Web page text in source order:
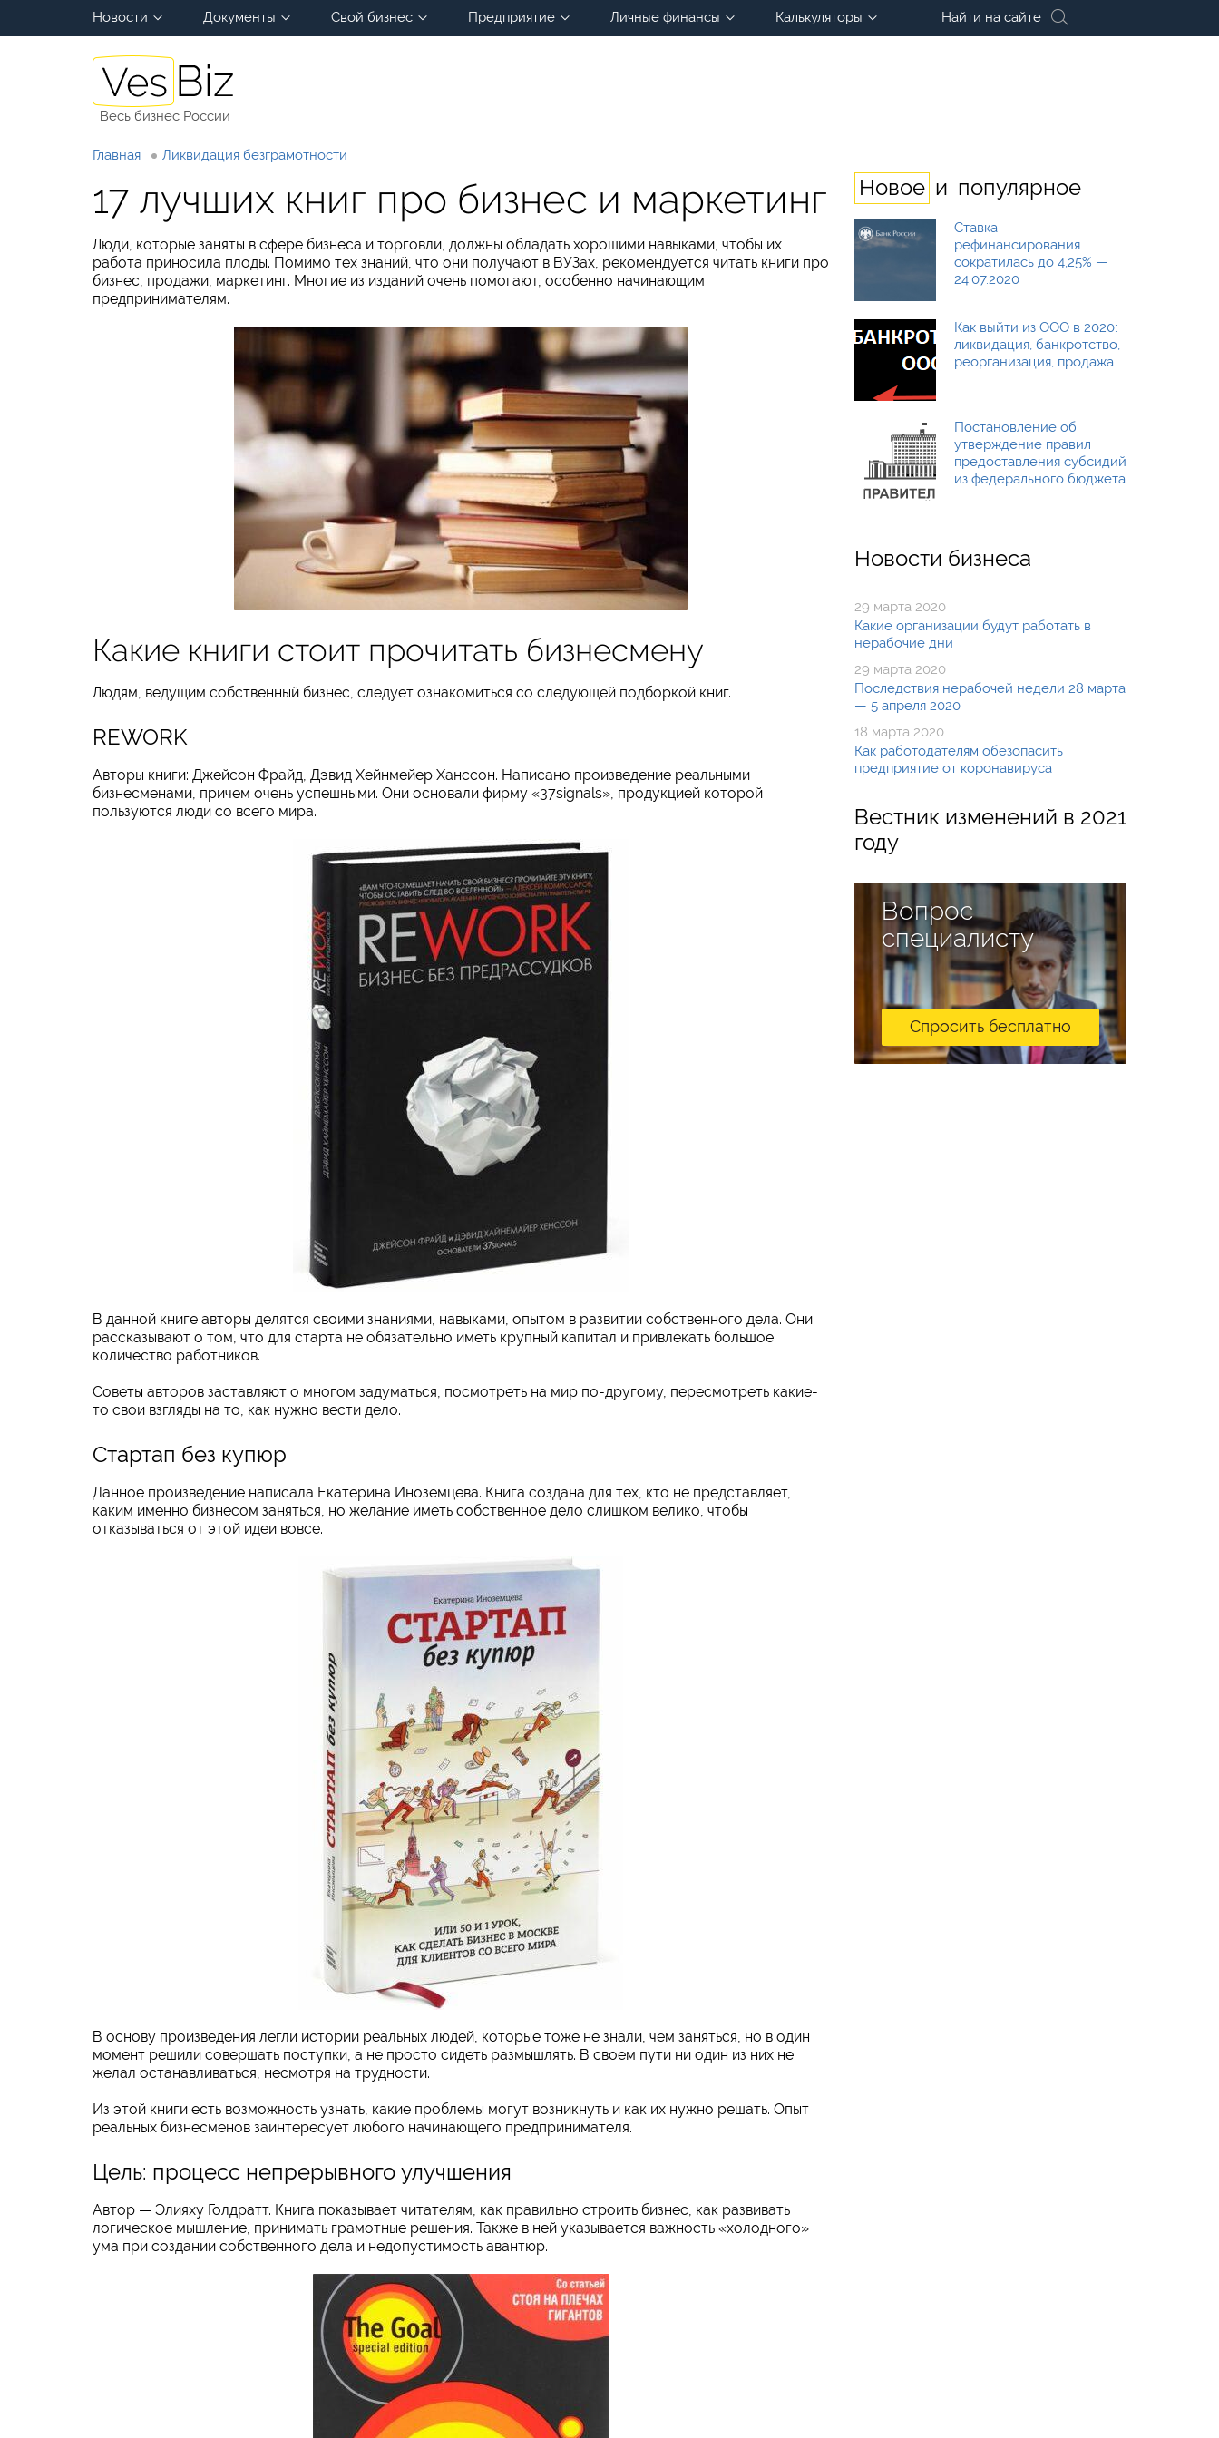
Новости Документы Свой бизнес Предприятие Личные финансы Калькуляторы Найти на сайте
Весь бизнес России
Главная Ликвидация безграмотности
17 лучших книг про бизнес и маркетинг
Люди, которые заняты в сфере бизнеса и торговли, должны обладать хорошими навыками, чтобы их
работа приносила плоды. Помимо тех знаний, что они получают в ВУЗах, рекомендуется читать книги про
бизнес, продажи, маркетинг. Многие из изданий очень помогают, особенно начинающим
предпринимателям.
Какие книги стоит прочитать бизнесмену
Людям, ведущим собственный бизнес, следует ознакомиться со следующей подборкой книг.
REWORK
Авторы книги: Джейсон Фрайд, Дэвид Хейнмейер Ханссон. Написано произведение реальными
бизнесменами, причем очень успешными. Они основали фирму «37signals», продукцией которой
пользуются люди со всего мира.
В данной книге авторы делятся своими знаниями, навыками, опытом в развитии собственного дела. Они
рассказывают о том, что для старта не обязательно иметь крупный капитал и привлекать большое
количество работников.
Советы авторов заставляют о многом задуматься, посмотреть на мир по-другому, пересмотреть какие-
то свои взгляды на то, как нужно вести дело.
Стартап без купюр
Данное произведение написала Екатерина Иноземцева. Книга создана для тех, кто не представляет,
каким именно бизнесом заняться, но желание иметь собственное дело слишком велико, чтобы
отказываться от этой идеи вовсе.
В основу произведения легли истории реальных людей, которые тоже не знали, чем заняться, но в один
момент решили совершать поступки, а не просто сидеть размышлять. В своем пути ни один из них не
желал останавливаться, несмотря на трудности.
Из этой книги есть возможность узнать, какие проблемы могут возникнуть и как их нужно решать. Опыт
реальных бизнесменов заинтересует любого начинающего предпринимателя.
Цель: процесс непрерывного улучшения
Автор — Элияху Голдратт. Книга показывает читателям, как правильно строить бизнес, как развивать
логическое мышление, принимать грамотные решения. Также в ней указывается важность «холодного»
ума при создании собственного дела и недопустимость авантюр.
Новое и популярное
Ставка
рефинансирования
сократилась до 4,25% —
24.07.2020
Как выйти из ООО в 2020:
ликвидация, банкротство,
реорганизация, продажа
Постановление об
утверждение правил
предоставления субсидий
из федерального бюджета
Новости бизнеса
29 марта 2020
Какие организации будут работать в
нерабочие дни
29 марта 2020
Последствия нерабочей недели 28 марта
— 5 апреля 2020
18 марта 2020
Как работодателям обезопасить
предприятие от коронавируса
Вестник изменений в 2021
году
Вопрос
специалисту
Спросить бесплатно